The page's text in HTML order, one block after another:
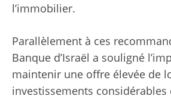
l’immobilier.
Parallèlement à ces
Banque d’Israël a souligné
maintenir une offre élevée de
investissements considérables